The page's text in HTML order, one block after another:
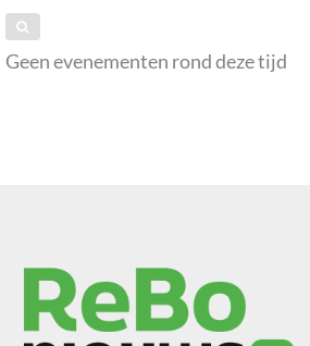
Geen evenementen rond deze tijd